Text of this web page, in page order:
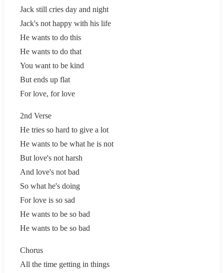
Jack still cries day and night
Jack's not happy with his life
He wants to do this
He wants to do that
You want to be kind
But ends up flat
For love, for love
2nd Verse
He tries so hard to give a lot
He wants to be what he is not
But love's not harsh
And love's not bad
So what he's doing
For love is so sad
He wants to be so bad
He wants to be so bad
Chorus
All the time getting in things